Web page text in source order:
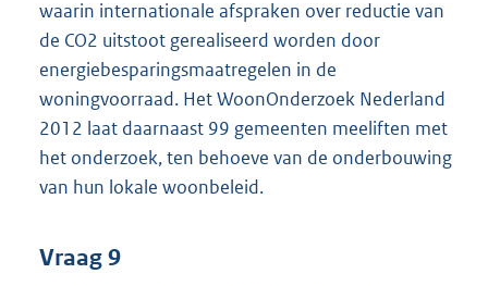
waarin internationale afspraken over reductie van
de CO2 uitstoot gerealiseerd worden door
energiebesparingsmaatregelen in de
woningvoorraad. Het WoonOnderzoek Nederland
2012 laat daarnaast 99 gemeenten meeliften met
het onderzoek, ten behoeve van de onderbouwing
van hun lokale woonbeleid.
Vraag 9